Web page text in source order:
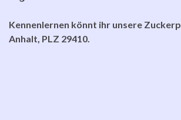
Kennenlernen könnt ihr unsere
Anhalt, PLZ 29410.